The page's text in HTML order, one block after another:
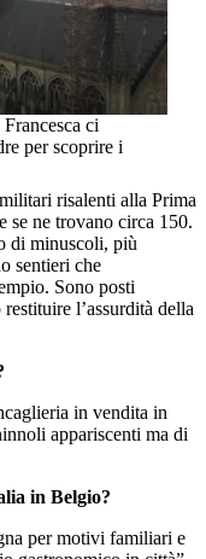
ci
per scoprire i
risalenti alla Prima
se ne trovano circa 150.
di minuscoli, più
sentieri che
Sono posti
l’assurdità della
in vendita in
appariscenti ma di
in Belgio?
per motivi familiari e